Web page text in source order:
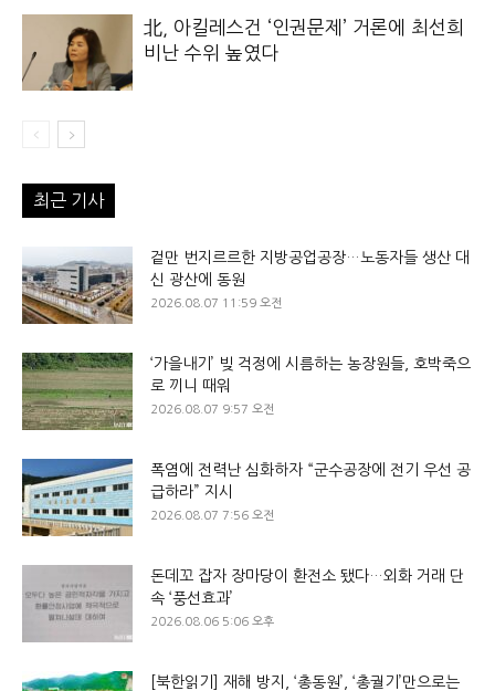
北, 아킬레스건 ‘인권문제’ 거론에 최선희
비난 수위 높였다
최근 기사
겉만 번지르르한 지방공업공장…노동자들 생산 대
신 광산에 동원
2026.08.07 11:59 오전
‘가을내기’ 빚 걱정에 시름하는 농장원들, 호박죽으
로 끼니 때워
2026.08.07 9:57 오전
폭염에 전력난 심화하자 “군수공장에 전기 우선 공
급하라” 지시
2026.08.07 7:56 오전
돈데꼬 잡자 장마당이 환전소 됐다…외화 거래 단
속 ‘풍선효과’
2026.08.06 5:06 오후
[북한읽기] 재해 방지, ‘총동원’, ‘총궐기’만으로는